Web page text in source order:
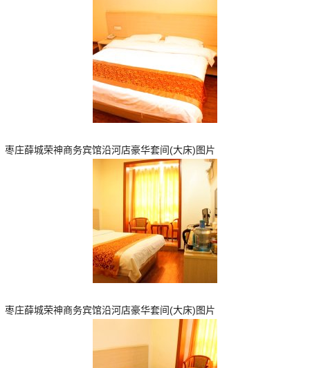
枣庄薛城荣神商务宾馆沿河店豪华套间(大床)图片
枣庄薛城荣神商务宾馆沿河店豪华套间(大床)图片